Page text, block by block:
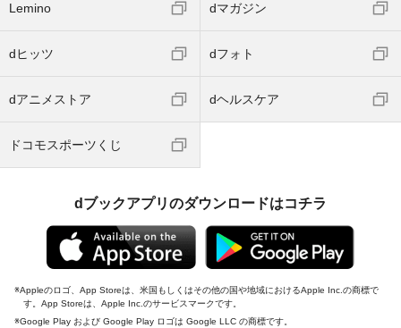
Lemino dマガジン
dヒッツ dフォト
dアニメストア dヘルスケア
ドコモスポーツくじ
dブックアプリのダウンロードはコチラ
Appleのロゴ、App Storeは、米国もしくはその他の国や地域におけるApple Inc.の商標で
す。App Storeは、Apple Inc.のサービスマークです。
Google Play および Google Play ロゴは Google LLC の商標です。